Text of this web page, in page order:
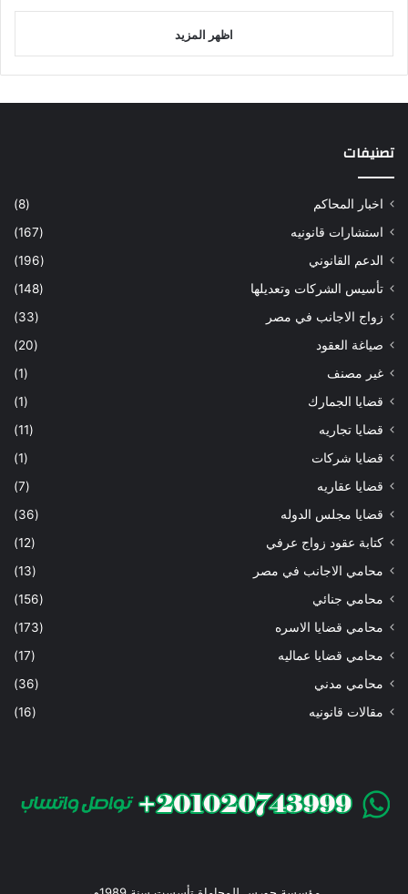
اظهر المزيد
تصنيفات
اخبار المحاكم
(8)
استشارات قانونيه
(167)
الدعم القانوني
(196)
تأسيس الشركات وتعديلها
(148)
زواج الاجانب في مصر
(33)
صياغة العقود
(20)
غير مصنف
(1)
قضايا الجمارك
(1)
قضايا تجاريه
(11)
قضايا شركات
(1)
قضايا عقاريه
(7)
قضايا مجلس الدوله
(36)
كتابة عقود زواج عرفي
(12)
محامي الاجانب في مصر
(13)
محامي جنائي
(156)
محامي قضايا الاسره
(173)
محامي قضايا عماليه
(17)
محامي مدني
(36)
مقالات قانونيه
(16)